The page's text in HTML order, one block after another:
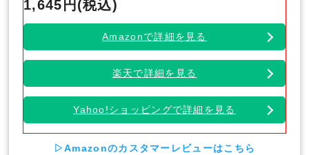
1,645円(税込)
Amazonで詳細を見る
楽天で詳細を見る
Yahoo!ショッピングで詳細を見る
▷Amazonのカスタマーレビューはこちら